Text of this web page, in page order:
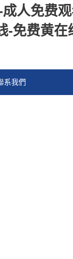
人免费
免费黄在
系我們